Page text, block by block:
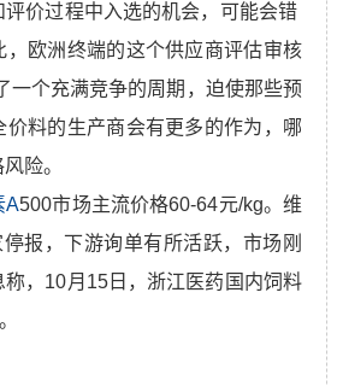
价过程中入选的机会，可能会错
，欧洲终端的这个供应商评估审核
一个充满竞争的周期，迫使那些预
价料的生产商会有更多的作为，哪
险。
A500市场主流价格60-64元/kg。维
报，下游询单有所活跃，市场刚
，10月15日，浙江医药国内饲料